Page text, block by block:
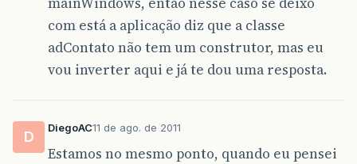
com está a aplicação diz que a classe
adContato não tem um construtor, mas eu
vou inverter aqui e já te dou uma resposta.
D
DiegoAC11 de ago. de 2011
Estamos no mesmo ponto, quando eu pensei